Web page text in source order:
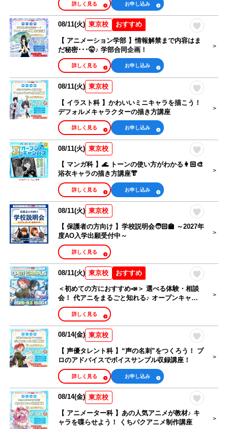
お申し込み
詳しく見る
おすすめ
08/11(火) 東京校
【 アニメーション学部 】情報解禁まで内容はま
だ秘密･･･🤫♪ 学部合同企画！
お申し込み
詳しく見る
08/11(火) 東京校
【 イラスト科 】かわいいミニキャラを描こう！
デフォルメキャラクターの描き方講座
お申し込み
詳しく見る
08/11(火) 東京校
【 マンガ科 】🌊 トーンの使い方がわかる👩🏻‍🎨
浴衣キャラの描き方講座👘
お申し込み
詳しく見る
08/11(火) 東京校
【 保護者の方向け 】学校説明会🧑🏻‍🏫 ～2027年
度AO入学出願受付中～
詳しく見る
おすすめ
08/11(火) 東京校
＜初めての方におすすめ📣＞ 選べる体験・相談
会！ 代アニをまるごと知れる♪ オープンキャン
パス🎉
詳しく見る
08/14(金) 東京校
【 声優タレント科 】“声の名刺”をつくろう！ プ
ロのアドバイスでボイスサンプル収録講座！
お申し込み
詳しく見る
08/14(金) 東京校
【 アニメーター科 】あの人気アニメが教材♪ キ
ャラを喋らせよう！ くちパクアニメ制作講座